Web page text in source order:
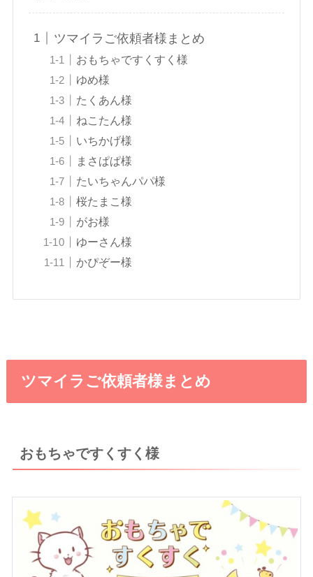
ツマイラご依頼者様まとめ
おもちゃですくすく様
ゆめ様
たくあん様
ねこたん様
いちかげ様
まさぱぱ様
たいちゃんパパ様
桜たまこ様
がお様
ゆーさん様
かぴぞー様
ツマイラご依頼者様まとめ
おもちゃですくすく様